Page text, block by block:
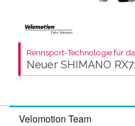
Rennsport-Technologie für
Neuer SHIMANO
Velomotion Team